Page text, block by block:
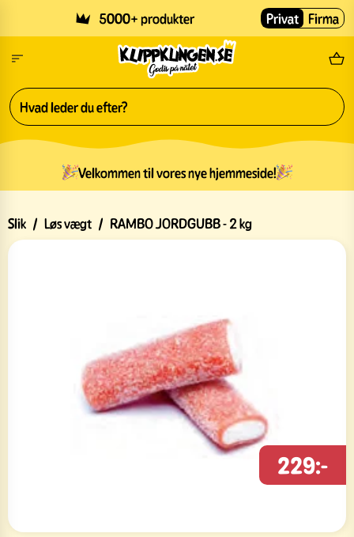
5000+ produkter Privat Firma
Velkommen til vores nye hjemmeside!
Slik / Løs vægt / RAMBO JORDGUBB - 2 kg
229:-